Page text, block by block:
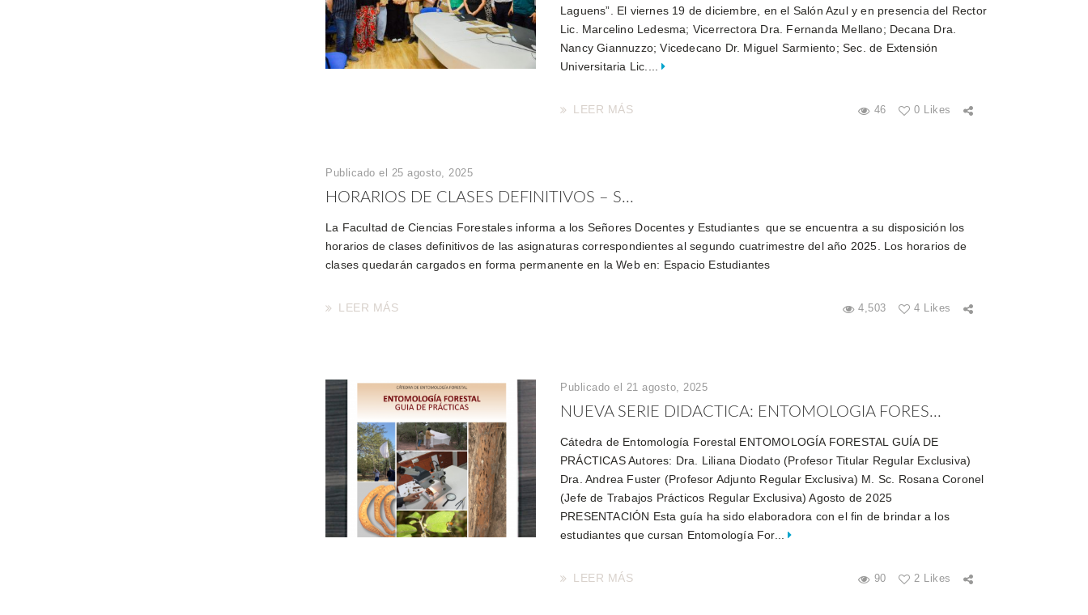
Laguens”. El viernes 19 de diciembre, en el Salón Azul y en presencia del Rector
Lic. Marcelino Ledesma; Vicerrectora Dra. Fernanda Mellano; Decana Dra.
Nancy Giannuzzo; Vicedecano Dr. Miguel Sarmiento; Sec. de Extensión
Universitaria Lic....
46 0 Likes
LEER MÁS
Publicado el 25 agosto, 2025
HORARIOS DE CLASES DEFINITIVOS – S...
La Facultad de Ciencias Forestales informa a los Señores Docentes y Estudiantes que se encuentra a su disposición los
horarios de clases definitivos de las asignaturas correspondientes al segundo cuatrimestre del año 2025. Los horarios de
clases quedarán cargados en forma permanente en la Web en: Espacio Estudiantes
4,503 4 Likes
LEER MÁS
Publicado el 21 agosto, 2025
NUEVA SERIE DIDACTICA: ENTOMOLOGIA FORES...
Cátedra de Entomología Forestal ENTOMOLOGÍA FORESTAL GUÍA DE
PRÁCTICAS Autores: Dra. Liliana Diodato (Profesor Titular Regular Exclusiva)
Dra. Andrea Fuster (Profesor Adjunto Regular Exclusiva) M. Sc. Rosana Coronel
(Jefe de Trabajos Prácticos Regular Exclusiva) Agosto de 2025
PRESENTACIÓN Esta guía ha sido elaboradora con el fin de brindar a los
estudiantes que cursan Entomología For...
90 2 Likes
LEER MÁS